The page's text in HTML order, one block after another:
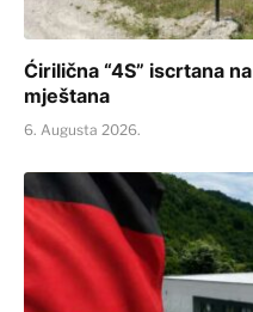
Ćirilična “4S” iscrtana
mještana
6. Augusta 2026.